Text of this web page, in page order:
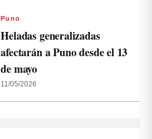
Puno
Heladas generalizadas
afectarán a Puno desde el 13
de mayo
11/05/2026